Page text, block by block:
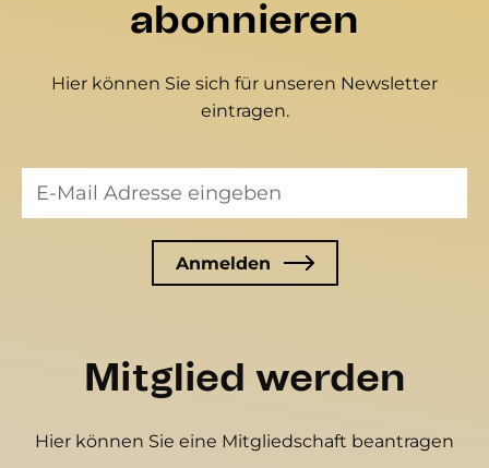
abonnieren
Hier können Sie sich für unseren Newsletter
eintragen.
Mitglied werden
Hier können Sie eine Mitgliedschaft beantragen